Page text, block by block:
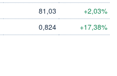
81,03 +2,03%
0,824 +17,38%